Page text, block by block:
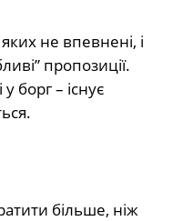
не впевнені, і
пропозиції.
борг – існує
більше, ніж